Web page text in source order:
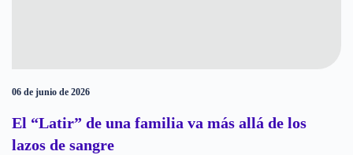
06 de junio de 2026
El “Latir” de una familia va más allá de los
lazos de sangre